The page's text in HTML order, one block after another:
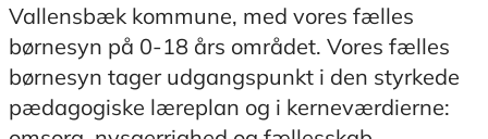
Vallensbæk kommune, med vores fælles
børnesyn på 0-18 års området. Vores fælles
børnesyn tager udgangspunkt i den styrkede
pædagogiske læreplan og i kerneværdierne: